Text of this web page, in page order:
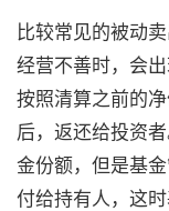
比较常见的被动
经营不善时，会
按照清算之前的
后，返还给投资
金份额，但是基
付给持有人，这